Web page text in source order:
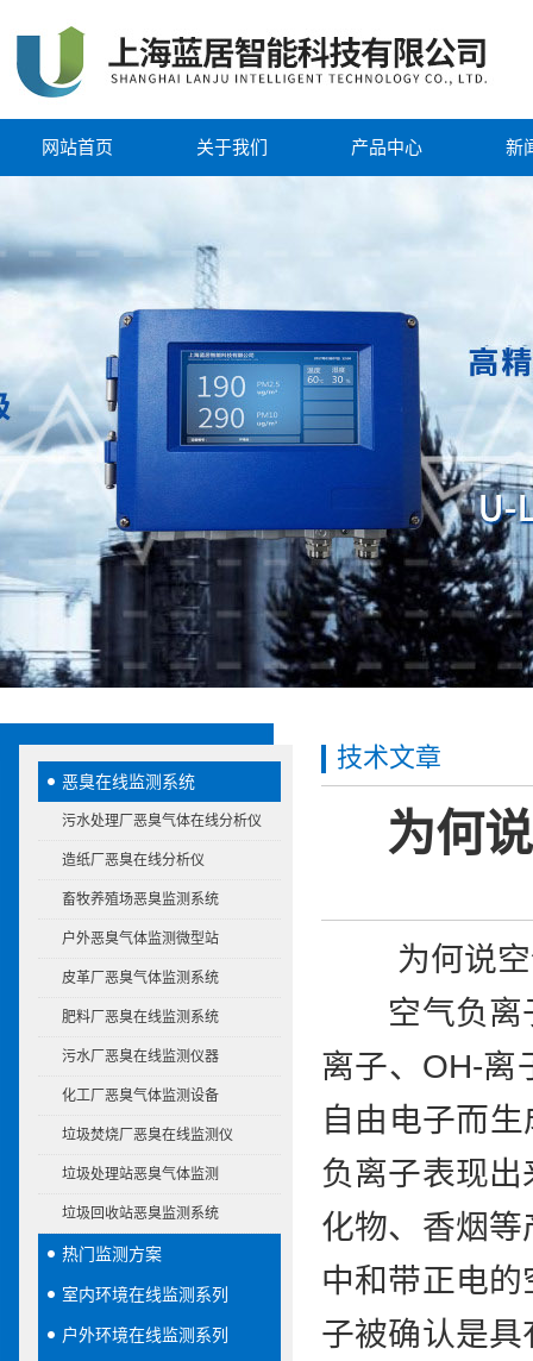
网站首页 关于我们 产品中心 新
恶臭在线监测系统
污水处理厂恶臭气体在线分析仪
造纸厂恶臭在线分析仪
畜牧养殖场恶臭监测系统
户外恶臭气体监测微型站
皮革厂恶臭气体监测系统
肥料厂恶臭在线监测系统
污水厂恶臭在线监测仪器
化工厂恶臭气体监测设备
垃圾焚烧厂恶臭在线监测仪
垃圾处理站恶臭气体监测
垃圾回收站恶臭监测系统
热门监测方案
室内环境在线监测系列
户外环境在线监测系列
技术文章
为何
为何说空
空气负离子
离子、OH-离
自由电子而
负离子表现
化物、香烟
中和带正电
子被确认是